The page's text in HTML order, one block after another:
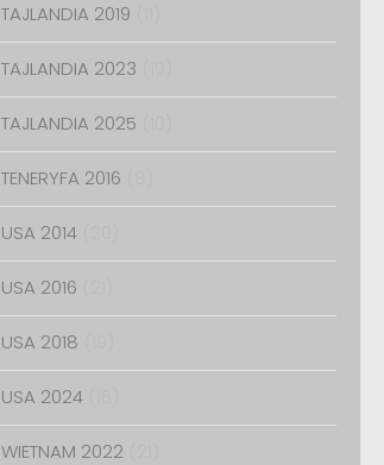
TAJLANDIA 2019
TAJLANDIA 2023
TAJLANDIA 2025
TENERYFA 2016
USA 2014
USA 2016
USA 2018
USA 2024
WIETNAM 2022